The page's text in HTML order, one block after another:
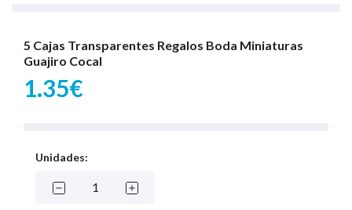
5 Cajas Transparentes Regalos Boda Miniaturas
Guajiro Cocal
1.35€
Unidades: